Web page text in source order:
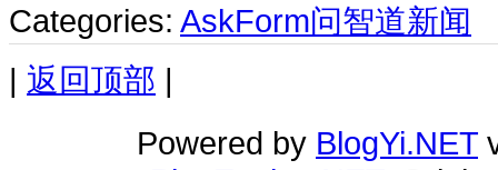
Categories: AskForm问智道新闻
| 返回顶部 |
Powered by BlogYi.NET